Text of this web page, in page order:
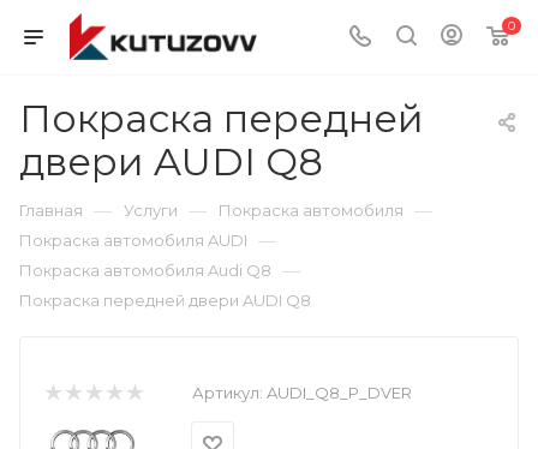
0
Покраска передней
двери AUDI Q8
Главная — Услуги — Покраска автомобиля —
Покраска автомобиля AUDI —
Покраска автомобиля Audi Q8 —
Покраска передней двери AUDI Q8
Артикул: AUDI_Q8_P_DVER